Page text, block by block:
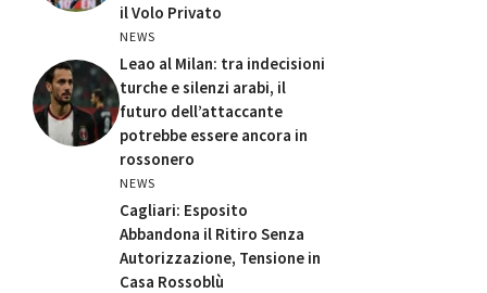
il Volo Privato
NEWS
Leao al Milan: tra indecisioni
turche e silenzi arabi, il
futuro dell’attaccante
potrebbe essere ancora in
rossonero
NEWS
Cagliari: Esposito
Abbandona il Ritiro Senza
Autorizzazione, Tensione in
Casa Rossoblù